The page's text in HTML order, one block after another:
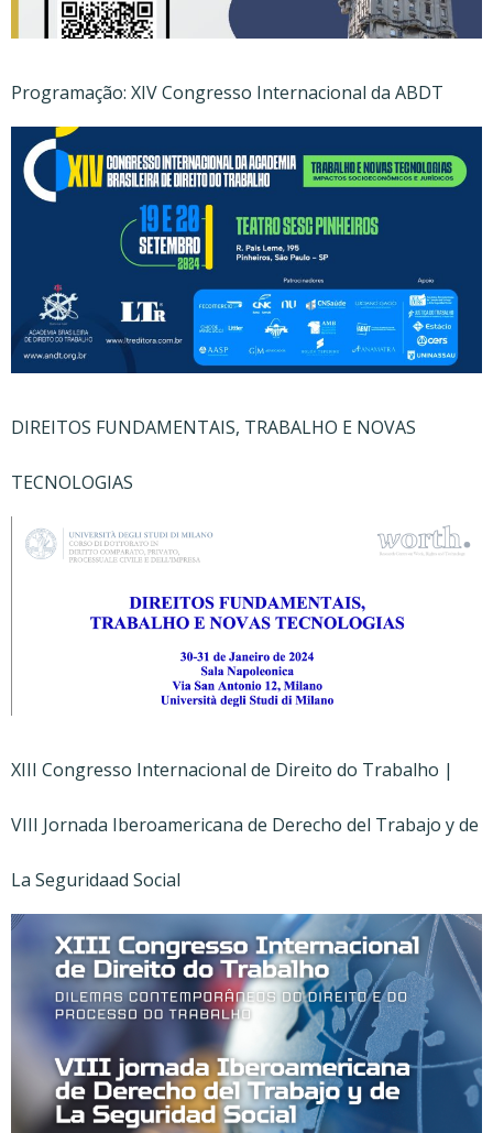
Programação: XIV Congresso Internacional da ABDT
DIREITOS FUNDAMENTAIS, TRABALHO E NOVAS
TECNOLOGIAS
XIII Congresso Internacional de Direito do Trabalho |
VIII Jornada Iberoamericana de Derecho del Trabajo y de
La Seguridaad Social